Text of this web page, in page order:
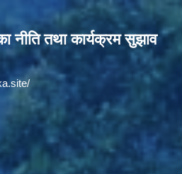
नीति तथा कार्यक्रम सुझाव